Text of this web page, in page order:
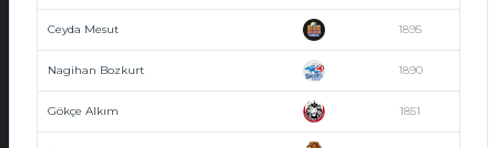
Ceyda Mesut 1895
Nagihan Bozkurt 1890
Gökçe Alkım 1851